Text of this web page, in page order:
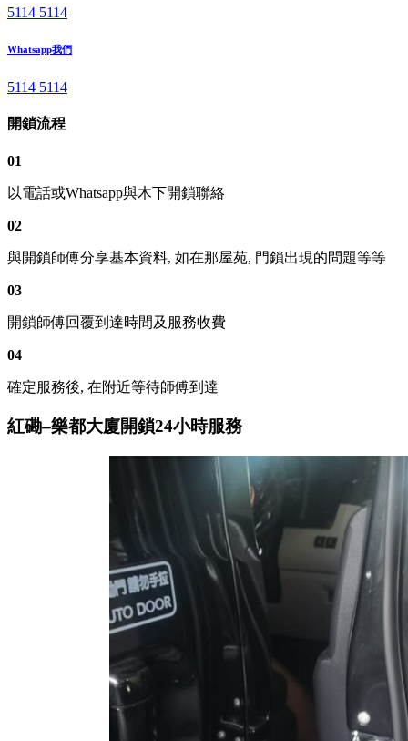
5114 5114
Whatsapp我們
5114 5114
開鎖流程
01
以電話或Whatsapp與木下開鎖聯絡
02
與開鎖師傅分享基本資料, 如在那屋苑, 門鎖出現的問題等等
03
開鎖師傅回覆到達時間及服務收費
04
確定服務後, 在附近等待師傅到達
紅磡–樂都大廈開鎖24小時服務